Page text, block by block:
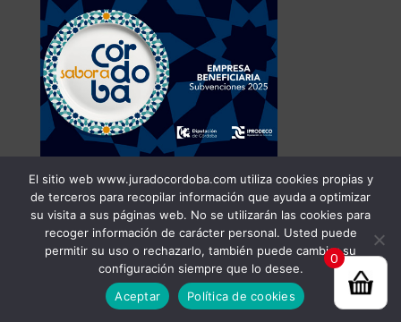
0
El sitio web www.juradocordoba.com utiliza cookies propias y
de terceros para recopilar información que ayuda a optimizar
su visita a sus páginas web. No se utilizarán las cookies para
recoger información de carácter personal. Usted puede
permitir su uso o rechazarlo, también puede cambiar su
configuración siempre que lo desee.
Aceptar
Política de cookies